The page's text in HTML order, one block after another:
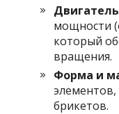
Двигатель
мощности
который
вращения.
Форма и
брикетов.